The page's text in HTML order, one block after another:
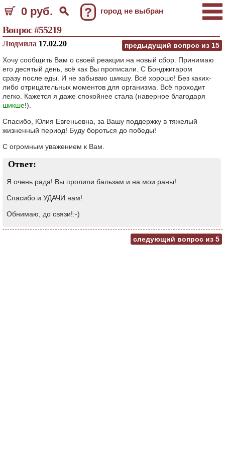
0 руб. ? город не выбран
Вопрос #55219
предыдущий вопрос из 15
Людмила 17.02.20
Хочу сообщить Вам о своей реакции на новый сбор. Принимаю
его десятый день, всё как Вы прописали. С Бонджигаром
сразу после еды. И не забываю шикшу. Всё хорошо! Без каких-
либо отрицательных моментов для организма. Всё проходит
легко. Кажется я даже спокойнее стала (наверное благодаря
шикше!).
Спасибо, Юлия Евгеньевна, за Вашу поддержку в тяжелый
жизненный период! Буду бороться до победы!
С огромным уважением к Вам.
Ответ:
Я очень рада! Вы пролили бальзам и на мои раны!
Спасибо и УДАЧИ нам!
Обнимаю, до связи!:-)
следующий вопрос из 5